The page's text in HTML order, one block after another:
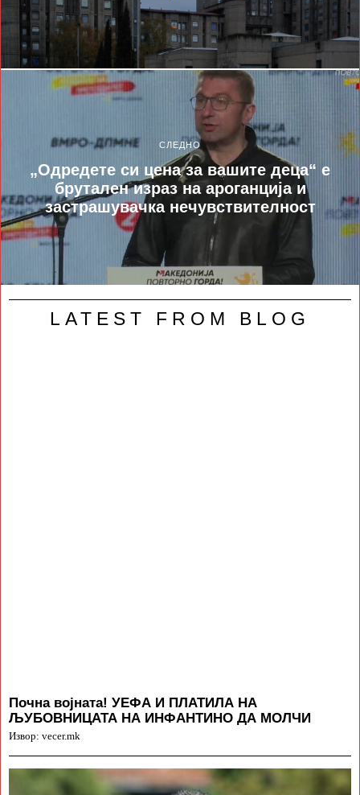
СЛЕДНО
„Oдредете си цена за вашите деца“ е
брутален израз на ароганција и
застрашувачка нечувствителност
LATEST FROM BLOG
Почна војната! УЕФА И ПЛАТИЛА НА
ЉУБОВНИЦАТА НА ИНФАНТИНО ДА МОЛЧИ
Извор: vecer.mk